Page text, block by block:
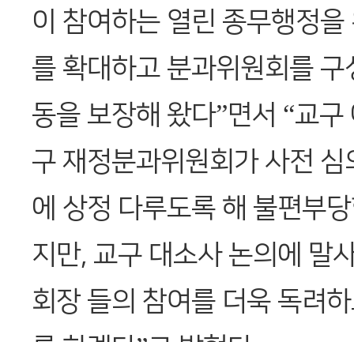
이 참여하는 열린 종무행정
를 확대하고 분과위원회를 구
동을 보장해 왔다”면서 “교
구 재정분과위원회가 사전
에 상정 다루도록 해 불편부
지만, 교구 대소사 논의에 말
회장 들의 참여를 더욱 독려